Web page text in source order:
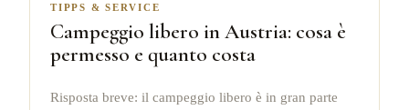
TIPPS & SERVICE
Campeggio libero in Austria: cosa è
permesso e quanto costa
Risposta breve: il campeggio libero è in gran parte